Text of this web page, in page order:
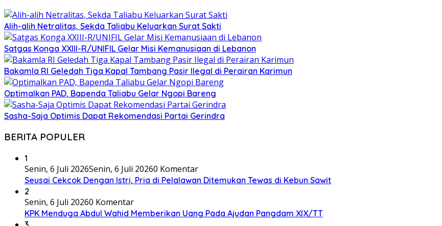
Alih-alih Netralitas, Sekda Taliabu Keluarkan Surat Sakti
Satgas Konga XXIII-R/UNIFIL Gelar Misi Kemanusiaan di Lebanon
Bakamla RI Geledah Tiga Kapal Tambang Pasir Ilegal di Perairan Karimun
Optimalkan PAD, Bapenda Taliabu Gelar Ngopi Bareng
Sasha-Saja Optimis Dapat Rekomendasi Partai Gerindra
BERITA POPULER
1
Senin, 6 Juli 2026Senin, 6 Juli 20260 Komentar
Seusai Cekcok Dengan Istri, Pria di Pelalawan Ditemukan Tewas di Kebun Sawit
2
Senin, 6 Juli 20260 Komentar
KPK Menduga Abdul Wahid Memberikan Uang Pada Ajudan Pangdam XIX/TT